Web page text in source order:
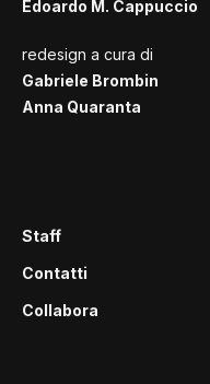
Edoardo M. Cappuccio
redesign a cura di
Gabriele Brombin
Anna Quaranta
Staff
Contatti
Collabora